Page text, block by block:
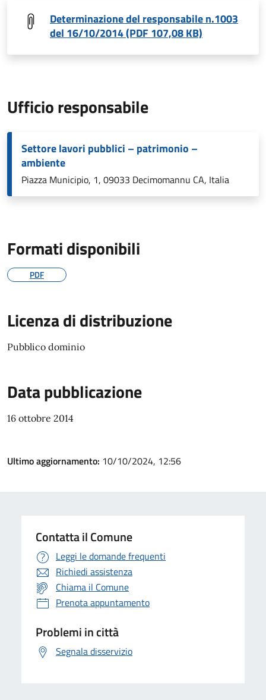
Determinazione del responsabile n.1003
del 16/10/2014 (PDF 107,08 KB)
Ufficio responsabile
Settore lavori pubblici – patrimonio –
ambiente
Piazza Municipio, 1, 09033 Decimomannu CA, Italia
Formati disponibili
PDF
Licenza di distribuzione
Pubblico dominio
Data pubblicazione
16 ottobre 2014
Ultimo aggiornamento: 10/10/2024, 12:56
Contatta il Comune
Leggi le domande frequenti
Richiedi assistenza
Chiama il Comune
Prenota appuntamento
Problemi in città
Segnala disservizio